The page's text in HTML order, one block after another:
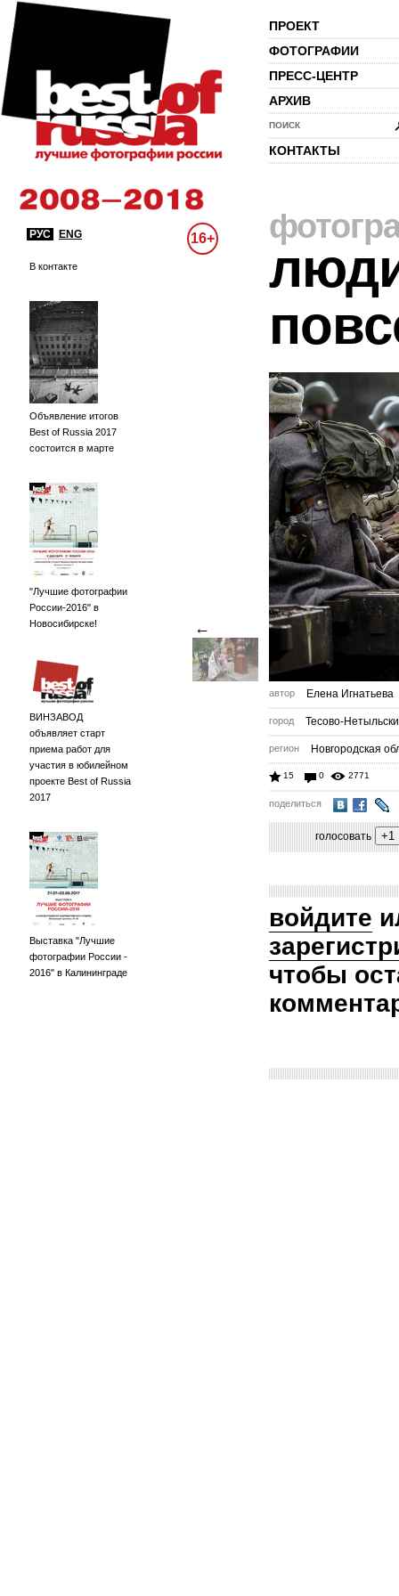
ПРОЕКТ
ФОТОГРАФИИ
ПРЕСС-ЦЕНТР
АРХИВ
ПОИСК
КОНТАКТЫ
РУС ENG 16+
В контакте
Объявление итогов
Best of Russia 2017
состоится в марте
"Лучшие фотографии
России-2016" в
Новосибирске!
ВИНЗАВОД
объявляет старт
приема работ для
участия в юбилейном
проекте Best of Russia
2017
Выставка "Лучшие
фотографии России -
2016" в Калининграде
←
автор Елена Игнатьева
город Тесово-
регион Новгородская
15 0 2771
поделиться
голосовать
войдите
чтобы